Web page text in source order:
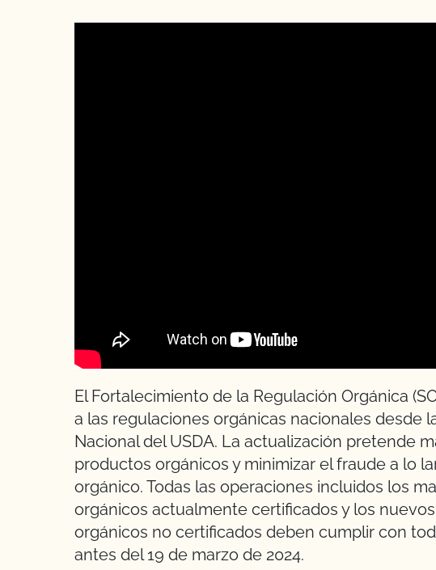
El Fortalecimiento de la Regulación Orgánica
a las regulaciones orgánicas nacionales desde
Nacional del USDA. La actualización pretende
productos orgánicos y minimizar el fraude a lo
orgánico. Todas las operaciones incluidos los
orgánicos actualmente certificados y los
orgánicos no certificados deben cumplir con
antes del 19 de marzo de 2024.